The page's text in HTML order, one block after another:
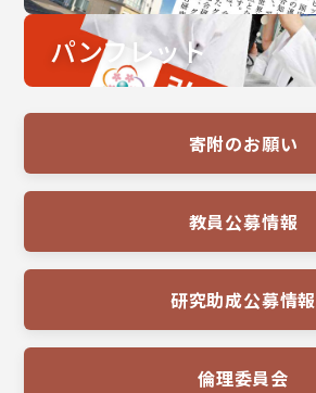
パンフレット
寄附のお願い
教員公募情報
研究助成公募情報
倫理委員会